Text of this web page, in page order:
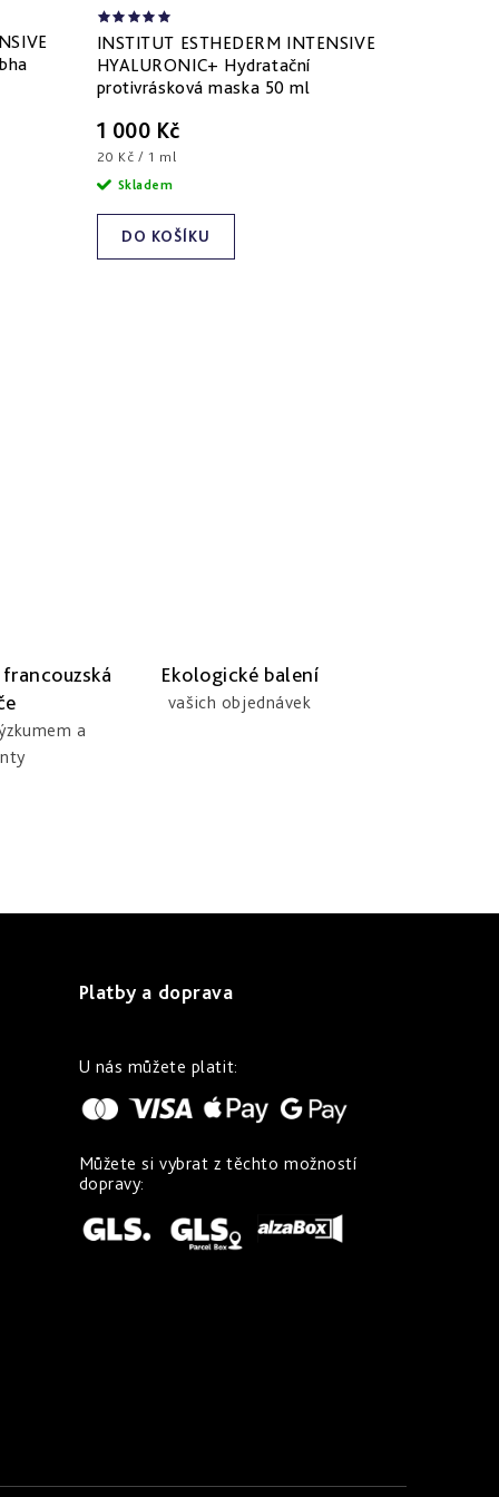
INSTITUT ESTHEDERM INTENSIVE
HYALURONIC+ Hydratační
protivrásková maska 50 ml
1 000 Kč
Měrná
cena:
20 Kč / 1 ml
DO KOŠÍKU
Skladem
a
Ekologické balení
vašich objednávek
Platby a doprava
U nás můžete platit:
Můžete si vybrat z těchto možností
dopravy: